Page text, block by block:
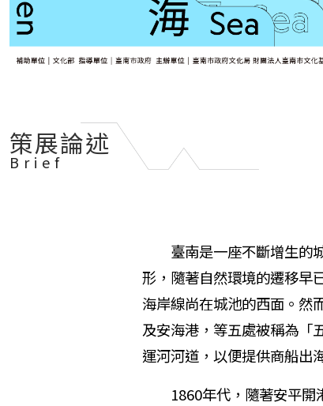
策展論述
Brief
臺南是一座不斷增生的城
形，隨著自然環境的遷移早
海岸線尚在城池的西面。然
及安海港，等五處被稱為「
運河河道，以便提供商船出
1860年代，隨著安平開